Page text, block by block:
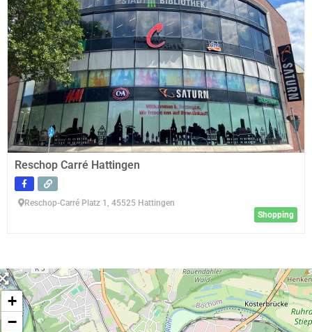
Reschop Carré Hattingen
Reschop-Carré Platz 1, 45525 Hattingen
Shopping
+
−